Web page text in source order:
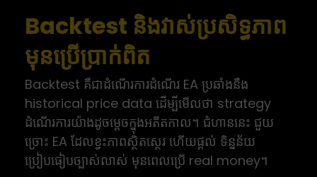
Backtest និងវាស់ប្រសិទ្ធភាព
មុនប្រើប្រាក់ពិត
Backtest គឺជាដំណើរការដំណើរ EA ប្រឆាំងនឹង
historical price data ដើម្បីមើលថា strategy
ដំណើរការយ៉ាងដូចម្តេចក្នុងអតីតកាល។ ជំហាននេះ ជួយ
ច្រោះ EA ដែលខ្វះភាពស្ថិតស្ថេរ ហើយផ្ដល់ ទិន្នន័យ
ប្រៀបធៀបច្បាស់លាស់ មុនពេលប្រើ real money។